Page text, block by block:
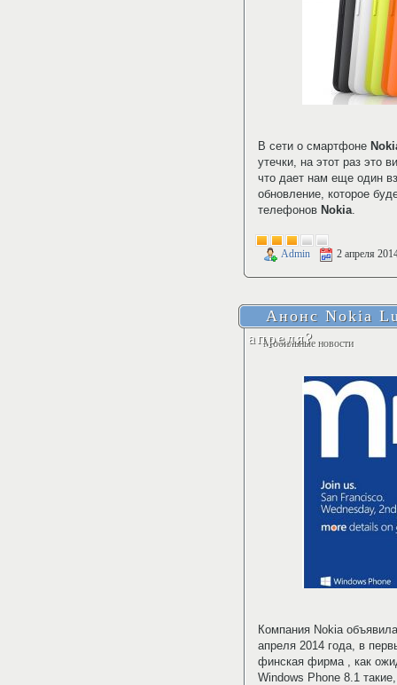
В сети о смартфоне
утечки, на этот раз это
что дает нам еще один
обновление, которое
телефонов Nokia.
Admin 2 апреля
Анонс Nokia
апреля?
Мобильные новости
Компания Nokia
апреля 2014 года, в
финская фирма , как
Windows Phone 8.1